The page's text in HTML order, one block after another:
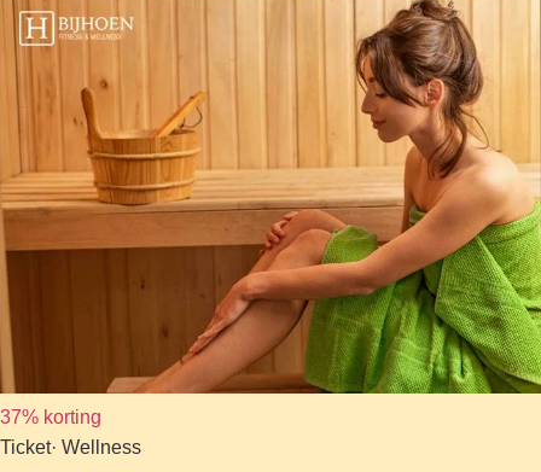
37% korting
Ticket· Wellness